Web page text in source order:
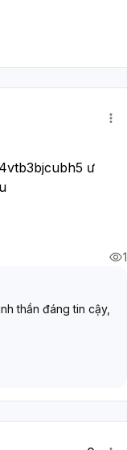
ư
1
thần đáng tin cậy,